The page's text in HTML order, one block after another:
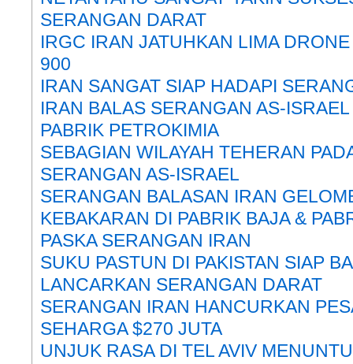
SERANGAN DARAT
IRGC IRAN JATUHKAN LIMA
900
IRAN SANGAT SIAP HADAPI
IRAN BALAS SERANGAN AS-
PABRIK PETROKIMIA
SEBAGIAN WILAYAH TEHERAN
SERANGAN AS-ISRAEL
SERANGAN BALASAN IRAN
KEBAKARAN DI PABRIK BAJA &
PASKA SERANGAN IRAN
SUKU PASTUN DI PAKISTAN SIAP
LANCARKAN SERANGAN DARAT
SERANGAN IRAN HANCURKAN
SEHARGA $270 JUTA
UNJUK RASA DI TEL AVIV